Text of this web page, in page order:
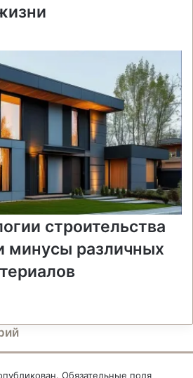
строительства
минусы различных
Обязательные поля